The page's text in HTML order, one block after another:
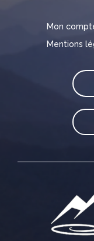
Mon
Mentions